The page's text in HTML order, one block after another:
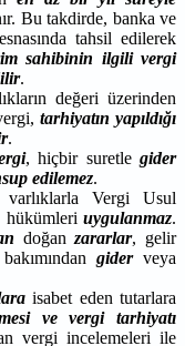
Bu takdirde, banka ve
tahsil edilerek
sahibinin ilgili vergi
.
değeri üzerinden
tarhiyatın yapıldığı
.
, hiçbir suretlegider
edilemez.
Vergi Usul
hükümleri uygulanmaz.
doğanzararlar, gelir
giderveya
isabet eden tutarlara
ve vergi tarhiyatı
vergi incelemeleri ile